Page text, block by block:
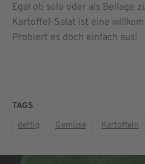
Egal ob solo oder als Beilage
Kartoffel-Salat ist eine
Probiert es doch einfach aus!
TAGS
deftig
Gemüse Kartoffeln